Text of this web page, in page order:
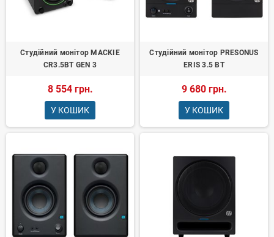
Студійний монітор MACKIE
CR3.5BT GEN 3
8 554 грн.
У КОШИК
Студійний монітор PRESONUS
ERIS 3.5 BT
9 680 грн.
У КОШИК